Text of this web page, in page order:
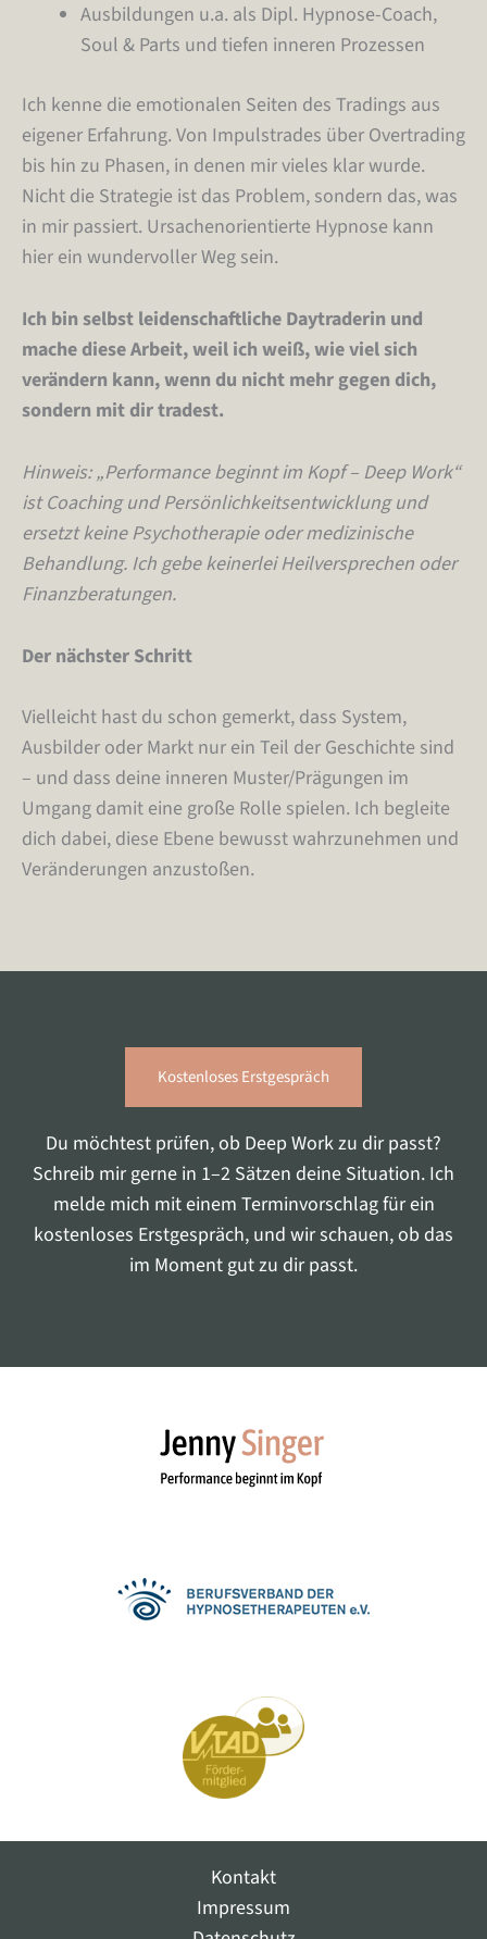
Ausbildungen u.a. als Dipl. Hypnose-Coach,
Soul & Parts und tiefen inneren Prozessen
Ich kenne die emotionalen Seiten des Tradings aus
eigener Erfahrung. Von Impulstrades über Overtrading
bis hin zu Phasen, in denen mir vieles klar wurde.
Nicht die Strategie ist das Problem, sondern das, was
in mir passiert. Ursachenorientierte Hypnose kann
hier ein wundervoller Weg sein.
Ich bin selbst leidenschaftliche Daytraderin und
mache diese Arbeit, weil ich weiß, wie viel sich
verändern kann, wenn du nicht mehr gegen dich,
sondern mit dir tradest.
Hinweis: „Performance beginnt im Kopf – Deep Work“
ist Coaching und Persönlichkeitsentwicklung und
ersetzt keine Psychotherapie oder medizinische
Behandlung.​ Ich gebe keinerlei Heilversprechen oder
Finanzberatungen.
Der nächster Schritt
Vielleicht hast du schon gemerkt, dass System,
Ausbilder oder Markt nur ein Teil der Geschichte sind
– und dass deine inneren Muster/Prägungen im
Umgang damit eine große Rolle spielen. Ich begleite
dich dabei, diese Ebene bewusst wahrzunehmen und
Veränderungen anzustoßen.
Kostenloses Erstgespräch
Du möchtest prüfen, ob Deep Work zu dir passt?
Schreib mir gerne in 1–2 Sätzen deine Situation. Ich
melde mich mit einem Terminvorschlag für ein
kostenloses Erstgespräch, und wir schauen, ob das
im Moment gut zu dir passt.
Kontakt
Impressum